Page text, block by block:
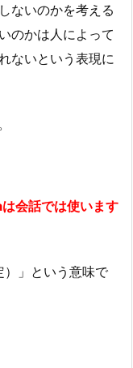
ないのかを考える
のかは人によって
ないという表現に
会話では使います
」という意味で